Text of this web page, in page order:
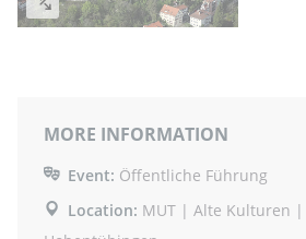
MORE INFORMATION
Event: Öffentliche Führung
Location: MUT | Alte Kulturen |